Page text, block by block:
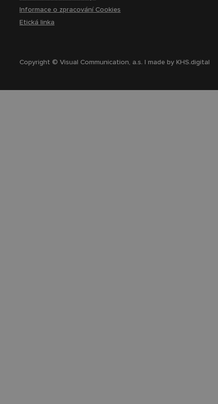
Informace o zpracování Cookies
Etická linka
Copyright © Visual Communication, a.s. | made byKHS.digital